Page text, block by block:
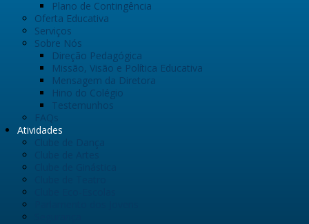
Plano de Contingência
Oferta Educativa
Serviços
Sobre Nós
Direção Pedagógica
Missão, Visão e Política Educativa
Mensagem da Diretora
Hino do Colégio
Testemunhos
FAQs
Atividades